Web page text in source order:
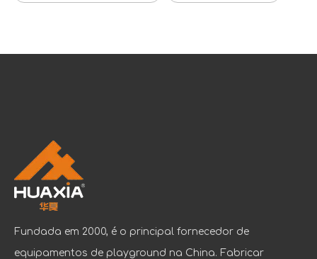
Fundada em 2000, é o principal fornecedor de
equipamentos de playground na China. Fabricar